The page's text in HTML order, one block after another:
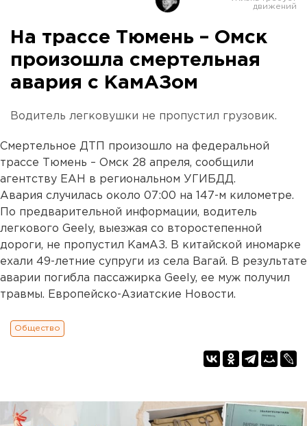
На трассе Тюмень – Омск
произошла смертельная
авария с КамАЗом
Водитель легковушки не пропустил грузовик.
Смертельное ДТП произошло на федеральной
трассе Тюмень – Омск 28 апреля, сообщили
агентству ЕАН в региональном УГИБДД.
Авария случилась около 07:00 на 147-м километре.
По предварительной информации, водитель
легкового Geely, выезжая со второстепенной
дороги, не пропустил КамАЗ. В китайской иномарке
ехали 49-летние супруги из села Вагай. В результате
аварии погибла пассажирка Geely, ее муж получил
травмы. Европейско-Азиатские Новости.
Общество